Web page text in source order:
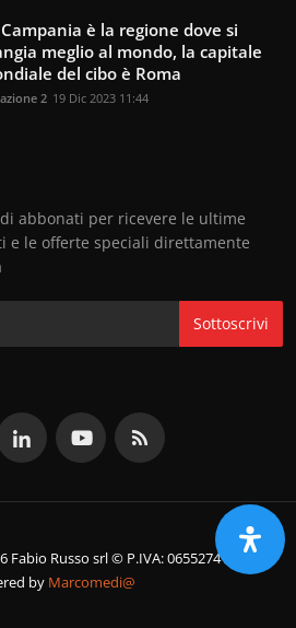
è la regione dove si
meglio al mondo, la capitale
del cibo è Roma
2 19 Dic 2023 11:44
abbonati per ricevere le ultime
e le offerte speciali direttamente
Sottoscrivi
Fabio Russo srl © P.IVA: 06552741214
by Marcomedi@